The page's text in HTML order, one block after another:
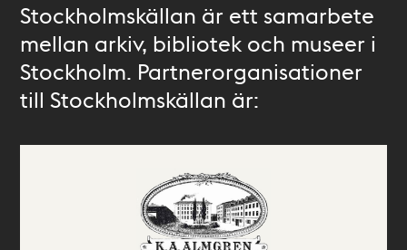
Stockholmskällan är ett samarbete
mellan arkiv, bibliotek och museer i
Stockholm. Partnerorganisationer
till Stockholmskällan är: